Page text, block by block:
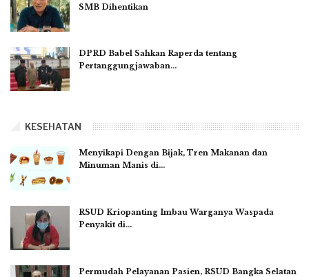
SMB Dihentikan
DPRD Babel Sahkan Raperda tentang
Pertanggungjawaban…
KESEHATAN
Menyikapi Dengan Bijak, Tren Makanan dan
Minuman Manis di…
RSUD Kriopanting Imbau Warganya Waspada
Penyakit di…
Permudah Pelayanan Pasien, RSUD Bangka Selatan